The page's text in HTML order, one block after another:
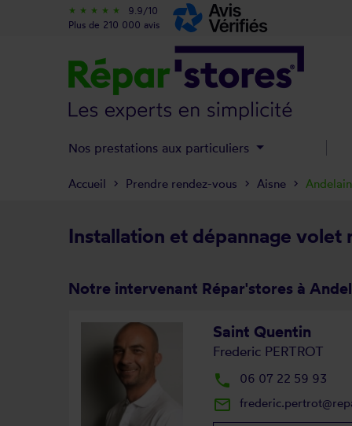
Installation et dépannage volet
Notre intervenant Répar'stores à
Saint Quentin
Frederic PERTROT
local_phone 06 07 22 59 93
mail_outline
Accueil Prendre rendez-vous Aisne Andelain
star_rate star_rate star_rate star_rate star_rate
9.9/10
Plus de 210 000 avis
Nos prestations aux particuliers